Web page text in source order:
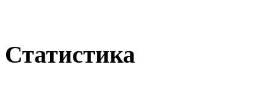
Статистика